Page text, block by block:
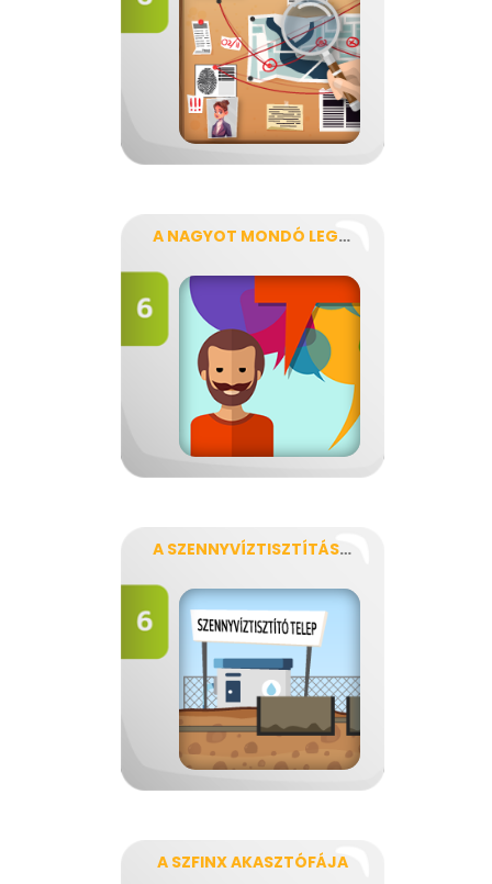
A NAGYOT MONDÓ LEGÉNY
A SZENNYVÍZTISZTÍTÁS FOLYAMATA
A SZFINX AKASZTÓFÁJA